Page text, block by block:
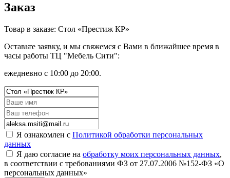
Заказ
Товар в заказе: Стол «Престиж КР»
Оставьте заявку, и мы свяжемся с Вами в ближайшее время в
часы работы ТЦ "Мебель Сити":
ежедневно с 10:00 до 20:00.
Я ознакомлен с Политикой обработки персональных
данных
Я даю согласие на обработку моих персональных данных,
в соответствии с требованиями ФЗ от 27.07.2006 №152-ФЗ «О
персональных данных»